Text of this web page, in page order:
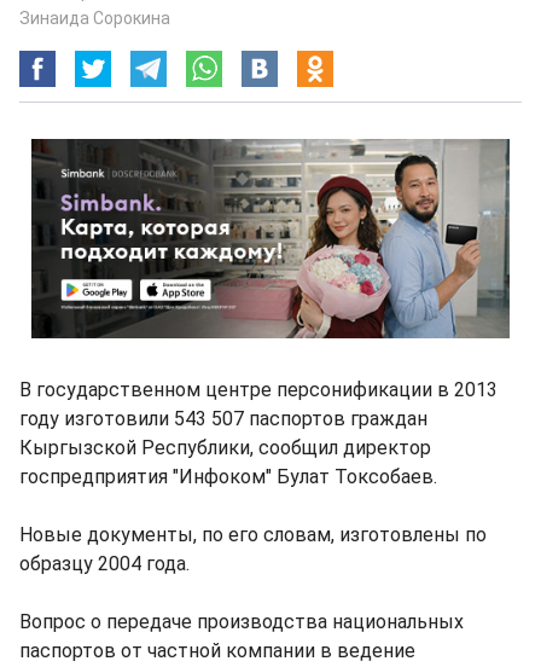
Зинаида Сорокина
В государственном центре персонификации в 2013
году изготовили 543 507 паспортов граждан
Кыргызской Республики, сообщил директор
госпредприятия "Инфоком" Булат Токсобаев.
Новые документы, по его словам, изготовлены по
образцу 2004 года.
Вопрос о передаче производства национальных
паспортов от частной компании в ведение